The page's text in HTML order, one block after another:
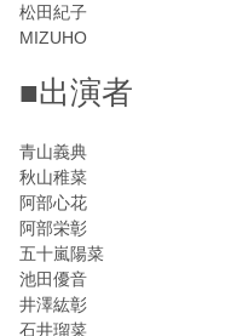
松田紀子
MIZUHO
■出演者
青山義典
秋山稚菜
阿部心花
阿部栄彰
五十嵐陽菜
池田優音
井澤紘彰
石井瑠菜